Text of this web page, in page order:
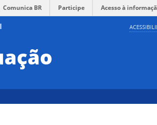
Comunica BR Participe Acesso à